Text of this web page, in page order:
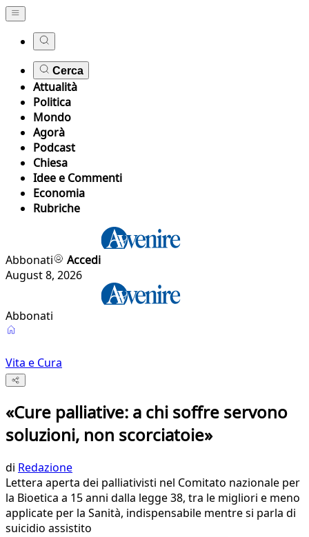
Cerca
Attualità
Politica
Mondo
Agorà
Podcast
Chiesa
Idee e Commenti
Economia
Rubriche
Abbonati
Accedi
August 8, 2026
Abbonati
Vita e Cura
«Cure palliative: a chi soffre servono
soluzioni, non scorciatoie»
di Redazione
Lettera aperta dei palliativisti nel Comitato nazionale per
la Bioetica a 15 anni dalla legge 38, tra le migliori e meno
applicate per la Sanità, indispensabile mentre si parla di
suicidio assistito